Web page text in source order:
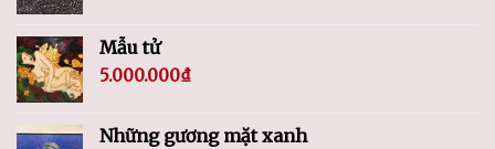
Mẫu tử
5.000.000₫
Những gương mặt xanh